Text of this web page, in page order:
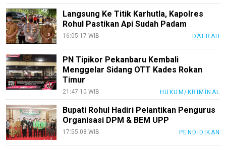
Langsung Ke Titik Karhutla, Kapolres
Rohul Pastikan Api Sudah Padam
16:05:17 WIB DAERAH
PN Tipikor Pekanbaru Kembali
Menggelar Sidang OTT Kades Rokan
Timur
21:47:10 WIB HUKUM/KRIMINAL
Bupati Rohul Hadiri Pelantikan Pengurus
Organisasi DPM & BEM UPP
17:55:08 WIB PENDIDIKAN
TeknoGame
Economy
Tekno
Recipes
Loker
InfoKepri
KuansingTerkini